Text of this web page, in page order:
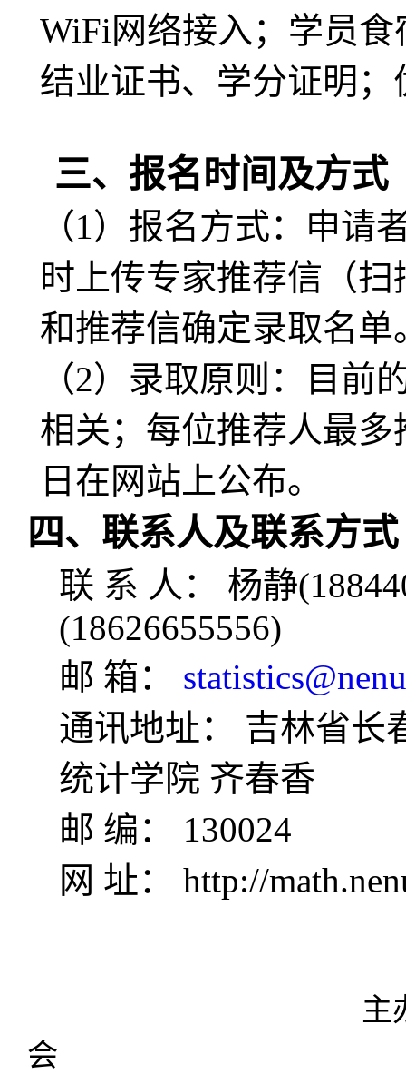
WiFi网络接入；学员
结业证书、学分证明
三、报名时间及方式
（1） 报名方式：申请
时上传专家推荐信（
和推荐信确定录取名
（2） 录取原则：目前
相关；每位推荐人最多
日在网站上公布。
四、联系人及联系方式
联 系 人： 杨静
(18626655556)
邮 箱：
通讯地址： 吉林省长
统计学院 齐春香
邮 编： 130024
网 址： http://
主
会